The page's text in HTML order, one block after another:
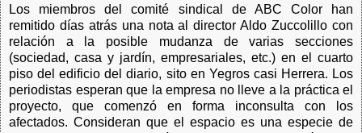
Los miembros del comité sindical de ABC Color han
remitido días atrás una nota al director Aldo Zuccolillo con
relación a la posible mudanza de varias secciones
(sociedad, casa y jardín, empresariales, etc.) en el cuarto
piso del edificio del diario, sito en Yegros casi Herrera. Los
periodistas esperan que la empresa no lleve a la práctica el
proyecto, que comenzó en forma inconsulta con los
afectados. Consideran que el espacio es una especie de